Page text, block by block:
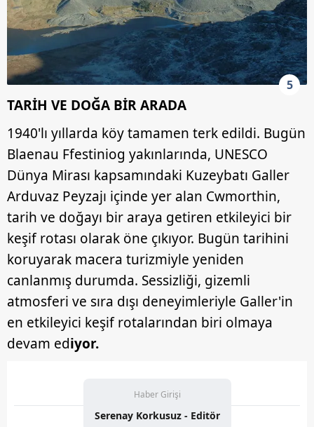
5
TARİH VE DOĞA BİR ARADA
1940'lı yıllarda köy tamamen terk edildi. Bugün
Blaenau Ffestiniog yakınlarında, UNESCO
Dünya Mirası kapsamındaki Kuzeybatı Galler
Arduvaz Peyzajı içinde yer alan Cwmorthin,
tarih ve doğayı bir araya getiren etkileyici bir
keşif rotası olarak öne çıkıyor. Bugün tarihini
koruyarak macera turizmiyle yeniden
canlanmış durumda. Sessizliği, gizemli
atmosferi ve sıra dışı deneyimleriyle Galler'in
en etkileyici keşif rotalarından biri olmaya
devam ediyor.
Haber Girişi
Serenay Korkusuz - Editör